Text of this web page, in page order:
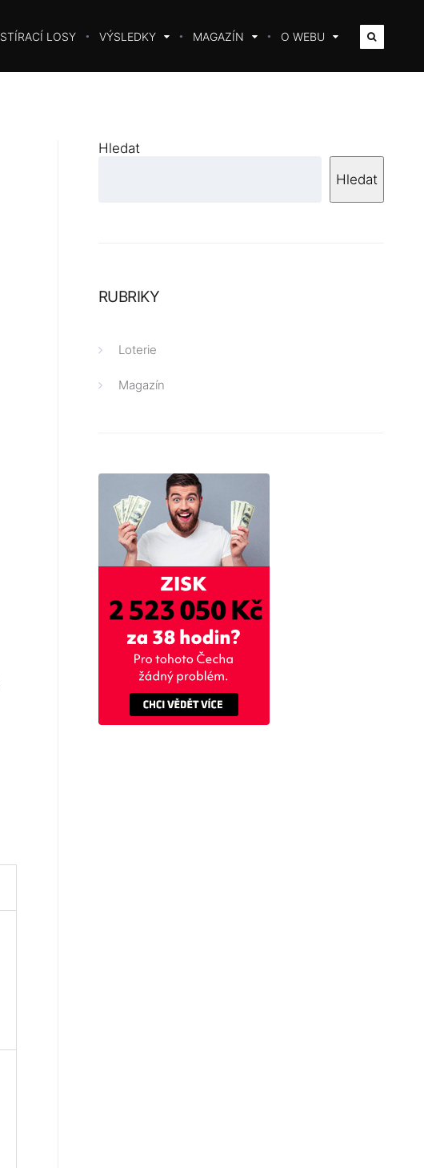
STÍRACÍ LOSY VÝSLEDKY MAGAZÍN O WEBU
Hledat
Hledat
RUBRIKY
Loterie
Magazín